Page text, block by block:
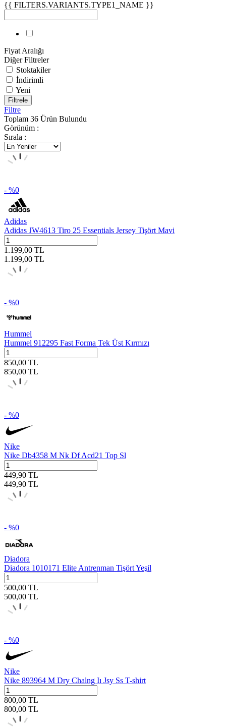
{{ FILTERS.VARIANTS.TYPE1_NAME }}
Fiyat Aralığı
Diğer Filtreler
Stoktakiler
İndirimli
Yeni
Filtrele
Filtre
Toplam 36 Ürün Bulundu
Görünüm :
Sırala :
- %0
Adidas
Adidas JW4613 Tiro 25 Essentials Jersey Tişört Mavi
1.199,00 TL
1.199,00 TL
- %0
Hummel
Hummel 912295 Fast Forma Tek Üst Kırmızı
850,00 TL
850,00 TL
- %0
Nike
Nike Db4358 M Nk Df Acd21 Top Sl
449,90 TL
449,90 TL
- %0
Diadora
Diadora 1010171 Elite Antrenman Tişört Yeşil
500,00 TL
500,00 TL
- %0
Nike
Nike 893964 M Dry Chalng Iı Jsy Ss T-shirt
800,00 TL
800,00 TL